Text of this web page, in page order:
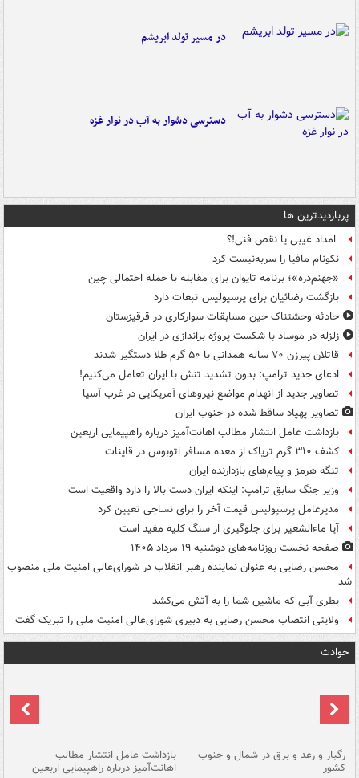
در مسیر تولد ابریشم
دسترسی دشوار به آب در نوار غزه
پربازدیدترین ها
امداد غیبی یا نقص فنی!؟
نکونام مافیا را سربه‌نیست کرد
«جهنم‌دره»؛ برنامه تایوان برای مقابله با حمله احتمالی چین
بازگشت رضائیان برای پرسپولیس تبعات دارد
حادثه وحشتناک حین مسابقات سوارکاری در قرقیزستان
زلزله در موساد با شکست پروژه براندازی در ایران
قاتلان پیرزن ۷۰ ساله همدانی با ۵۰ گرم طلا دستگیر شدند
ادعای جدید ترامپ: بدون تشدید تنش با ایران تعامل می‌کنیم!
تصاویر جدید از انهدام مواضع نیروهای آمریکایی در غرب آسیا
تصاویر پهپاد ساقط شده در جنوب ایران
بازداشت عامل انتشار مطالب اهانت‌آمیز درباره راهپیمایی اربعین
کشف ۳۱۰ گرم تریاک از معده مسافر اتوبوس در قاینات
تنگه هرمز و پیام‌های بازدارنده ایران
وزیر جنگ سابق ترامپ: اینکه ایران دست بالا را دارد واقعیت است
مدیرعامل پرسپولیس قیمت آخر را برای نساجی تعیین کرد
آیا ماءالشعیر برای جلوگیری از سنگ کلیه مفید است
صفحه نخست روزنامه‌های دوشنبه ۱۹ مرداد ۱۴۰۵
محسن رضایی به عنوان نماینده رهبر انقلاب در شورای‌عالی امنیت ملی منصوب
شد
بطری آبی که ماشین شما را به آتش می‌کشد
ولایتی انتصاب محسن رضایی به دبیری شورای‌عالی امنیت ملی را تبریک گفت
حوادث
رگبار و رعد و برق در شمال و جنوب
کشور
بازداشت عامل انتشار مطالب
اهانت‌آمیز درباره راهپیمایی اربعین